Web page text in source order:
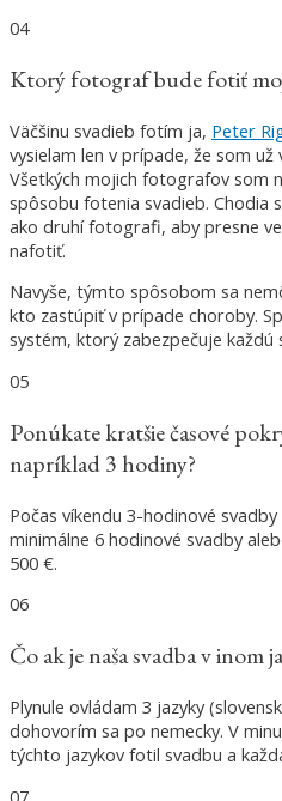
04
Ktorý fotograf bude fotiť
Väčšinu svadieb fotím ja, Peter
vysielam len v prípade, že som
Všetkých mojich fotografov som
spôsobu fotenia svadieb.
ako druhí fotografi, aby presne
nafotiť.
Navyše, týmto spôsobom sa
kto zastúpiť v prípade choroby.
systém, ktorý zabezpečuje každú
05
Ponúkate kratšie časové
napríklad 3 hodiny?
Počas víkendu 3-hodinové
minimálne 6 hodinové svadby
500 €.
06
Čo ak je naša svadba v inom
Plynule ovládam 3 jazyky
dohovorím sa po nemecky. V
týchto jazykov fotil svadbu a
07